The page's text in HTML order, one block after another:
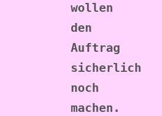
wollen
den
Auftrag
sicherlich
noch
machen.